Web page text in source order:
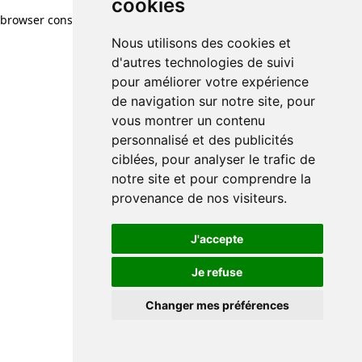
cookies
Nous utilisons des cookies et
d'autres technologies de suivi
pour améliorer votre expérience
de navigation sur notre site, pour
vous montrer un contenu
personnalisé et des publicités
ciblées, pour analyser le trafic de
notre site et pour comprendre la
provenance de nos visiteurs.
J'accepte
Je refuse
Changer mes préférences
browser console for more information)